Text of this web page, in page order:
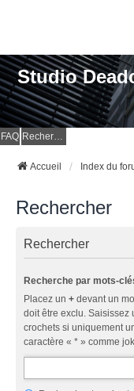
Studio
FAQ Rechercher
Accueil Index du
Rechercher
Rechercher
Recherche par mots-
Placez un + devant un
doit être exclu. Saisissez
crochets si uniquement
caractère « * » comme